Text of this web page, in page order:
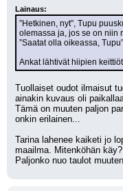
Lainaus:
”Hetkinen, nyt”, Tupu
olemassa ja, jos se on niin
”Saatat olla oikeassa,
Ankat lähtivät hiipien
Tuollaiset oudot ilmaisut
ainakin kuvaus oli
Tämä on muuten paljon
onkin erilainen...
Tarina lahenee kaiketi jo
maailma. Mitenköhän käy?
Paljonko nuo taulot